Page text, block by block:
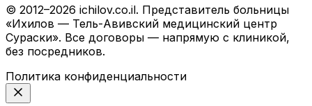
© 2012–2026 ichilov.co.il. Представитель больницы
«Ихилов — Тель-Авивский медицинский центр
Сураски». Все договоры — напрямую с клиникой,
без посредников.
Политика конфиденциальности